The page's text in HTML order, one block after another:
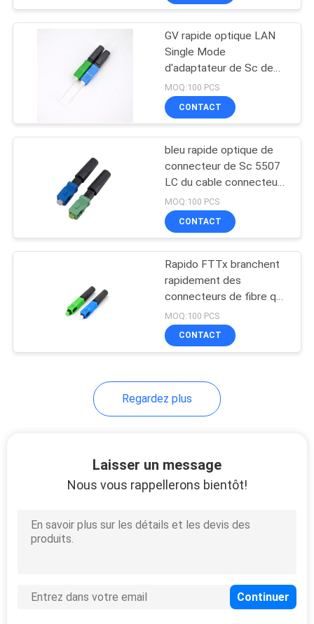
PRIVACY
GV rapide optique LAN
Single Mode
d'adaptateur de Sc de
connecteur de fibre de
FTTB UPC
MOQ:100 PCS
CONTACT
bleu rapide optique de
connecteur de Sc 5507
LC du cable connecteur
0.25db installable sur
place
MOQ:100 PCS
CONTACT
Rapido FTTx branchent
rapidement des
connecteurs de fibre que
le Sc a inclus le SM
MOQ:100 PCS
CONTACT
Regardez plus
Laisser un message
Nous vous rappellerons bientôt!